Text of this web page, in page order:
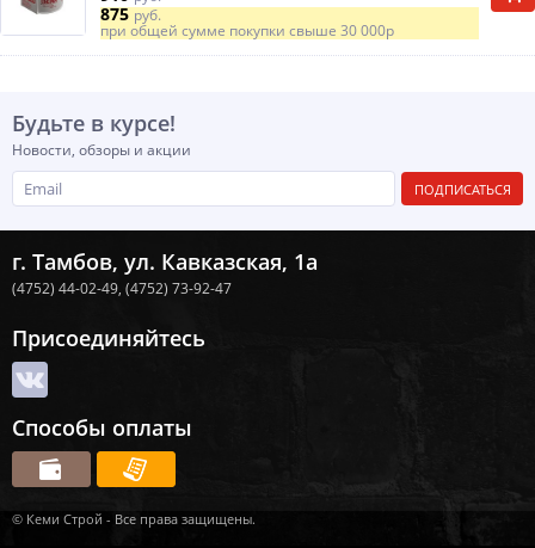
875руб.
при общей сумме покупки свыше 30 000р
Будьте в курсе!
Новости, обзоры и акции
ПОДПИСАТЬСЯ
г. Тамбов, ул. Кавказская, 1а
(4752) 44-02-49, (4752) 73-92-47
Присоединяйтесь
Способы оплаты
© Кеми Строй - Все права защищены.